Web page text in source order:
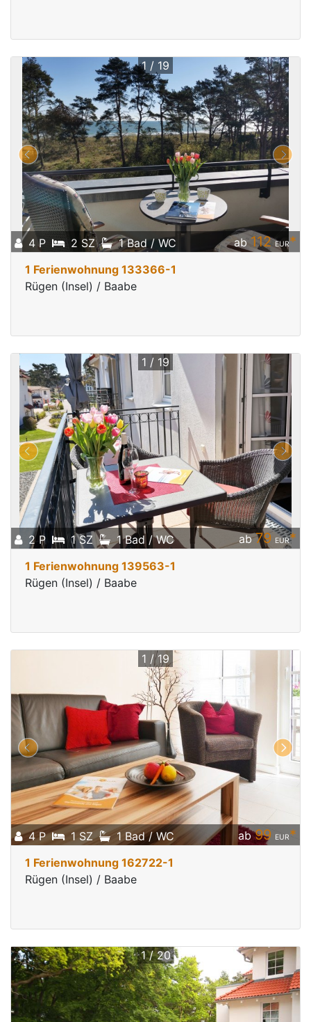
4 P 2 SZ 1 Bad / WC ab 112 EUR*
1 / 19
1 Ferienwohnung 133366-1
Rügen (Insel) / Baabe
2 P 1 SZ 1 Bad / WC ab79 EUR*
1 / 19
1 Ferienwohnung 139563-1
Rügen (Insel) / Baabe
4 P 1 SZ 1 Bad / WC ab99 EUR*
1 / 19
1 Ferienwohnung 162722-1
Rügen (Insel) / Baabe
1 / 20